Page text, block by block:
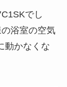
でし
浴室の空気
動かなくな